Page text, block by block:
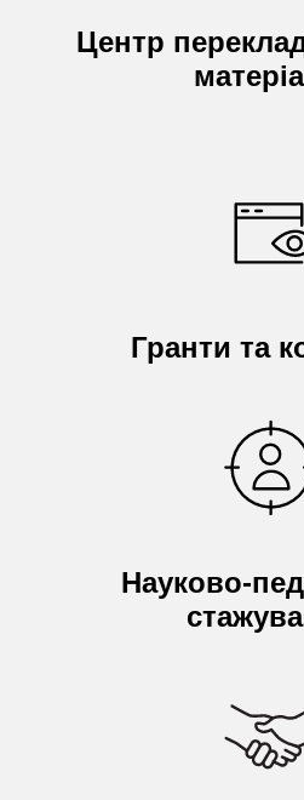
Центр
Гранти та
Науково-